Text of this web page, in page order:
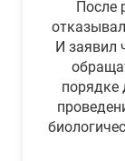
После
И заявил
порядке